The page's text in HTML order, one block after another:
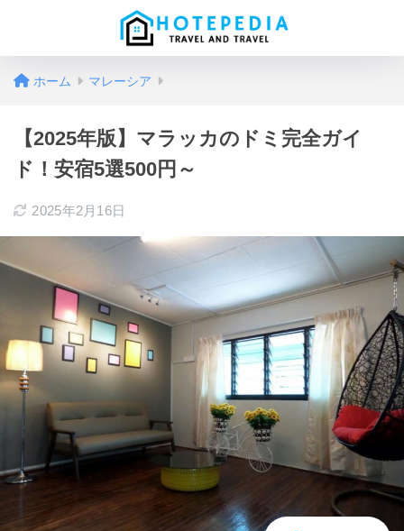
ホーム マレーシア
【2025年版】マラッカのドミ完全ガイ
ド！安宿5選500円～
2025年2月16日